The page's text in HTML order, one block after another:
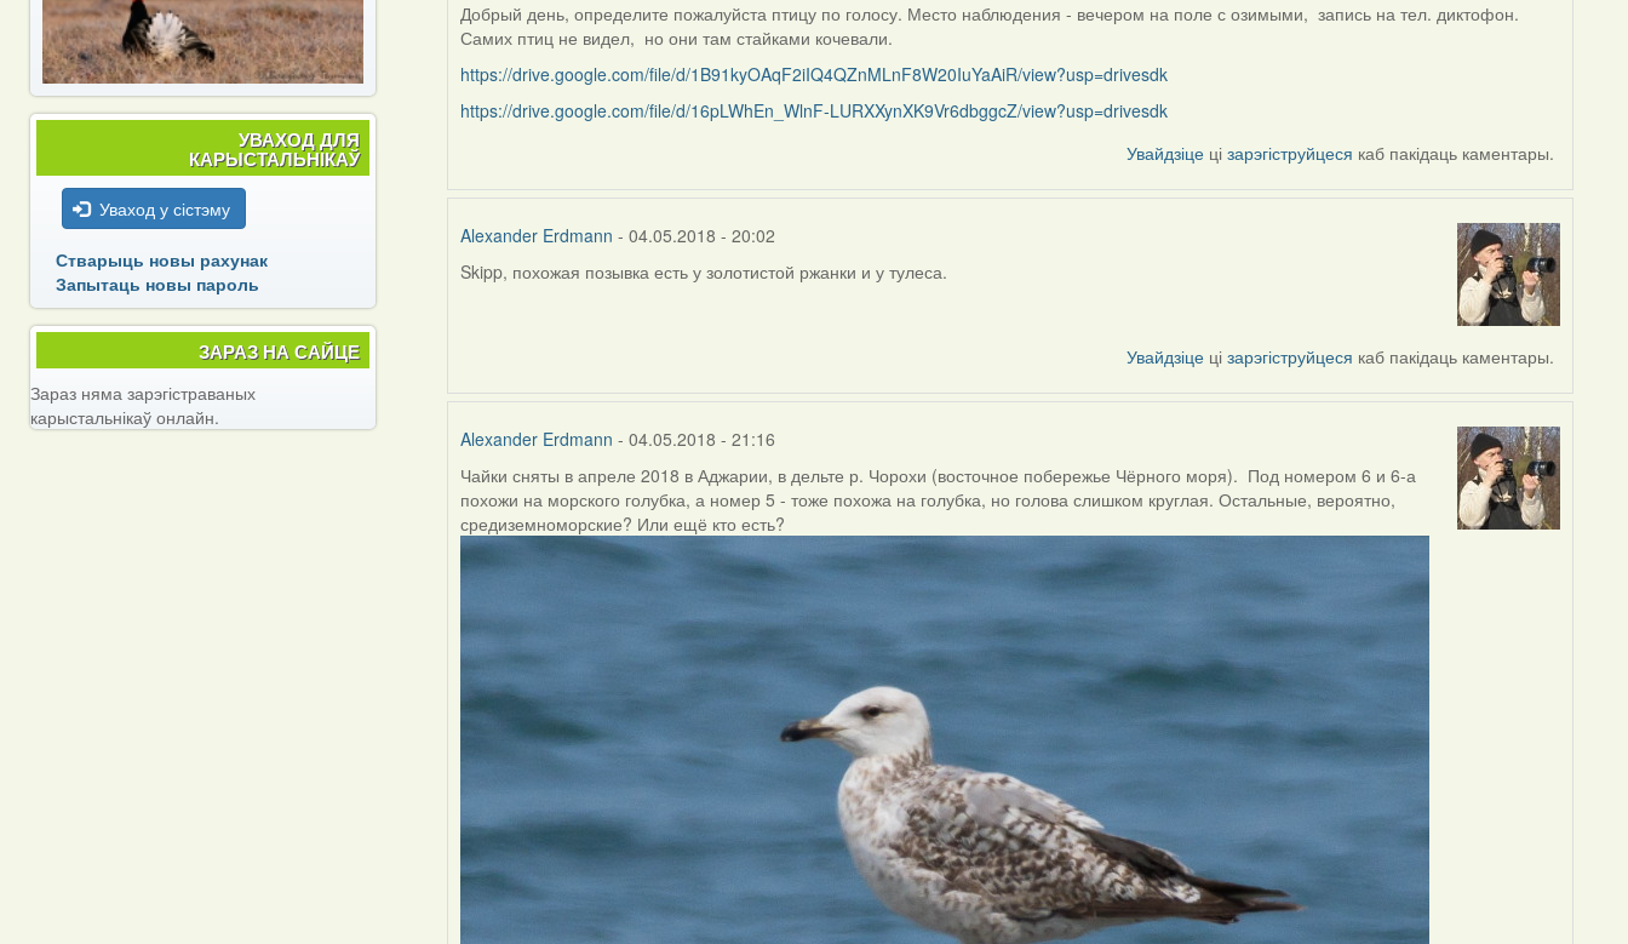
Добрый день, определите пожалуйста птицу по голосу. Место наблюдения - вечером на поле с озимыми, запись на тел. диктофон.
Самих птиц не видел, но они там стайками кочевали.
https://drive.google.com/file/d/1B91kyOAqF2iIQ4QZnMLnF8W20IuYaAiR/view?usp=drivesdk
https://drive.google.com/file/d/16pLWhEn_WlnF-LURXXynXK9Vr6dbggcZ/view?usp=drivesdk
Увайдзіце цізарэгіструйцеся каб пакідаць каментары.
Alexander Erdmann - 04.05.2018 - 20:02
In
Skipp, похожая позывка есть у золотистой ржанки и у тулеса.
Увайдзіце цізарэгіструйцеся каб пакідаць каментары.
Alexander Erdmann - 04.05.2018 - 21:16
Чайки сняты в апреле 2018 в Аджарии, в дельте р. Чорохи (восточное побережье Чёрного моря). Под номером 6 и 6-а
похожи на морского голубка, а номер 5 - тоже похожа на голубка, но голова слишком круглая. Остальные, вероятно,
средиземноморские? Или ещё кто есть?
УВАХОД ДЛЯ
КАРЫСТАЛЬНІКАЎ
Уваход у сістэму
Стварыць новы рахунак
Запытаць новы пароль
ЗАРАЗ НА САЙЦЕ
Зараз няма зарэгістраваных
карыстальнікаў онлайн.